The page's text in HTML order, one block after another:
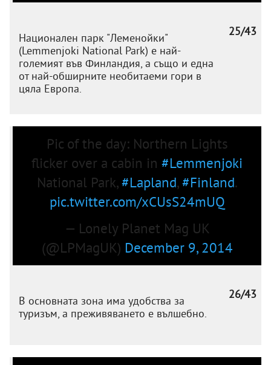
25/43
Национален парк "Леменойки"
(Lemmenjoki National Park) e най-
големият във Финландия, а също и една
от най-обширните необитаеми гори в
цяла Европа.
Pic of the day: Northern Lights
flicker over a cabin in #Lemmenjoki
National Park,#Lapland,#Finland.
pic.twitter.com/xCUsS24mUQ
— Lonely Planet Mag UK
(@LPMagUK) December 9, 2014
26/43
В основната зона има удобства за
туризъм, а преживяването е вълшебно.